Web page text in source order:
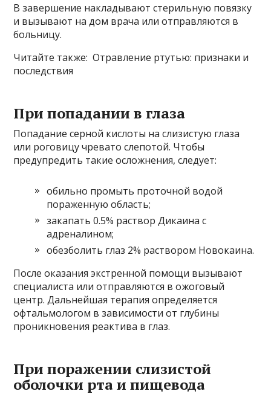
В завершение накладывают стерильную повязку
и вызывают на дом врача или отправляются в
больницу.
Читайте также: Отравление ртутью: признаки и
последствия
При попадании в глаза
Попадание серной кислоты на слизистую глаза
или роговицу чревато слепотой. Чтобы
предупредить такие осложнения, следует:
обильно промыть проточной водой
пораженную область;
закапать 0.5% раствор Дикаина с
адреналином;
обезболить глаз 2% раствором Новокаина.
После оказания экстренной помощи вызывают
специалиста или отправляются в ожоговый
центр. Дальнейшая терапия определяется
офтальмологом в зависимости от глубины
проникновения реактива в глаз.
При поражении слизистой
оболочки рта и пищевода